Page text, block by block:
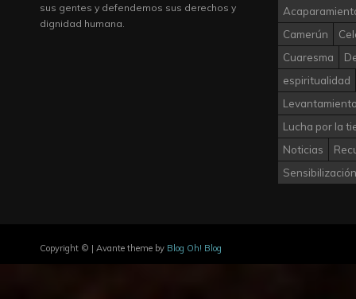
sus gentes y defendemos sus derechos y
dignidad humana.
Camerún
Cuaresma
espiritualidad
Lucha por la
Noticias
Sensibilización
Copyright © | Avante theme by Blog Oh! Blog